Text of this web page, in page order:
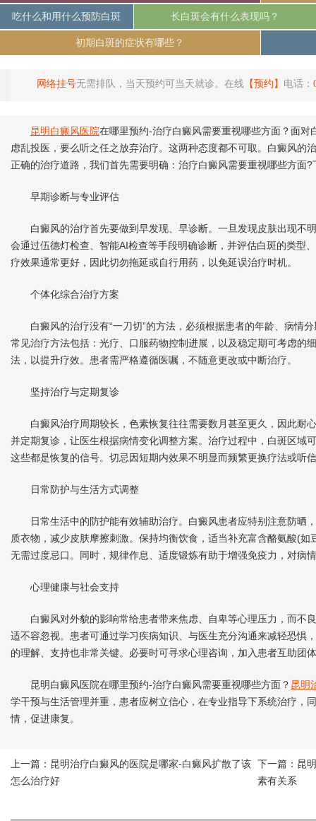
吃什么和用什么预防白斑 长白斑会有什么表现吗？
初期白斑的症状有哪些？
网络挂号无需排队，当天预约可当天就诊。在线 【预约】 电话：
昆明白癜风医院在哪里预约-治疗白癜风需要重视哪些方面？面
虑乱投医，要么听之任之放弃治疗。这两种态度都不可取。白癜风的
正确的治疗道路，我们首先需要明确：治疗白癜风需要重视哪些方面
早期诊断与专业评估
白癜风的治疗首先要做到早发现、早诊断。一旦发现皮肤出现不
会通过伍德灯检查、智能AI检查等手段明确诊断，并评估白斑的类型
疗效果通常更好，因此切勿拖延或自行用药，以免延误治疗时机。
个体化综合治疗方案
白癜风的治疗没有“一刀切”的方法，必须根据患者的年龄、病情
常见治疗方法包括：光疗、口服药物控制进展，以及稳定期可考虑的
法，以提升疗效。患者需严格遵循医嘱，不随意更改或中断治疗。
坚持治疗与定期复诊
白癜风治疗周期较长，色素恢复往往需要数月甚至更久，因此耐
并定期复诊，让医生根据病情变化调整方案。治疗过程中，白斑区域
这些都是恢复的信号。切忌因短期内效果不明显而频繁更换疗法或听
日常防护与生活方式调整
日常生活中的防护能有效辅助治疗。白癜风患者应特别注意防晒
质衣物，减少皮肤摩擦刺激。保持均衡饮食，适当补充富含酪氨酸(
无需过度忌口。同时，规律作息、适度锻炼有助于增强免疫力，对病
心理健康与社会支持
白癜风对外貌的影响常给患者带来焦虑、自卑等心理压力，而不
适不容忽视。患者可通过学习疾病知识、与医生充分沟通来减轻恐惧
的理解、支持也非常关键。必要时可寻求心理咨询，加入患者互助团
昆明白癜风医院在哪里预约-治疗白癜风需要重视哪些方面？ 昆明
学干预与生活管理并重，患者应树立信心，在专业指导下系统治疗，
情，促进康复。
上一篇： 昆明治疗白癜风的医院是哪家-白癜风扩散了该
怎么治疗好
下一篇： 昆
素有关系